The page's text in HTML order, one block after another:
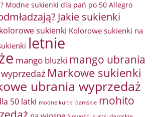
Modne sukienki dla pań po 50 Allegro
Jakie sukienki
kolorowe sukienki Kolorowe sukienki na
letnie
mango bluzki mango ubrania
Markowe sukienki
ubrania wyprzedaż
50 latki modne kurtki damskie mohito